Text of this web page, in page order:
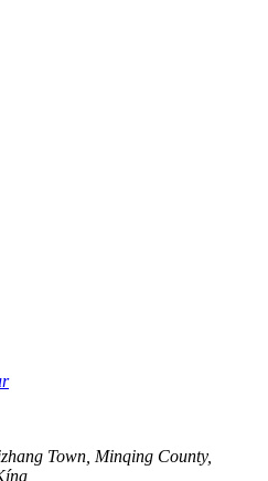
Town, Minqing County,